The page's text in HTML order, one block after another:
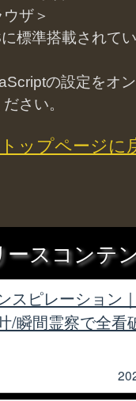
バシーポリシー
お問い合わせ
く表記
メルマガ登録/解除